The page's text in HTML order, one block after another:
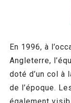
En 1996, à
Angleterre,
doté d’un col à
de l’époque.
également